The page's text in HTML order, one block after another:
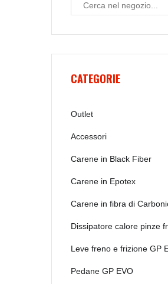
CATEGORIE
Outlet
Accessori
Carene in Black Fiber
Carene in Epotex
Carene in fibra di
Dissipatore calore pinze
Leve freno e frizione GP
Pedane GP EVO